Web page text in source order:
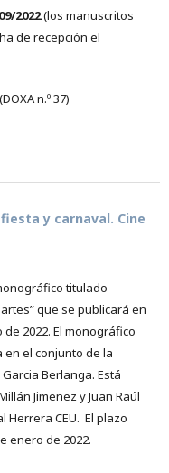
2022(los manuscritos
de recepción el
n.º 37)
y carnaval. Cine
titulado
que se publicará en
2022. El monográfico
el conjunto de la
Berlanga. Está
Jimenez y Juan Raúl
Herrera CEU. El plazo
enero de 2022.